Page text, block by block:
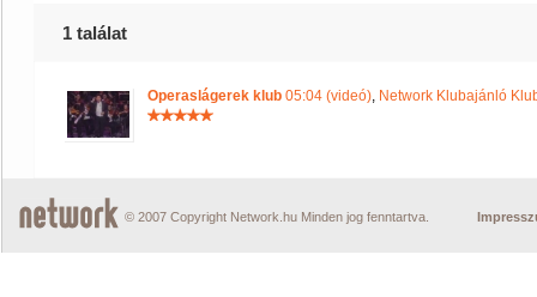
1 találat
Operaslágerek klub 05:04 (videó), Network Klubajánló
© 2007 Copyright Network.hu Minden jog fenntartva.